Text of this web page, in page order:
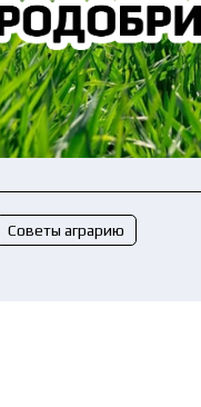
Советы аграрию
и
данных.